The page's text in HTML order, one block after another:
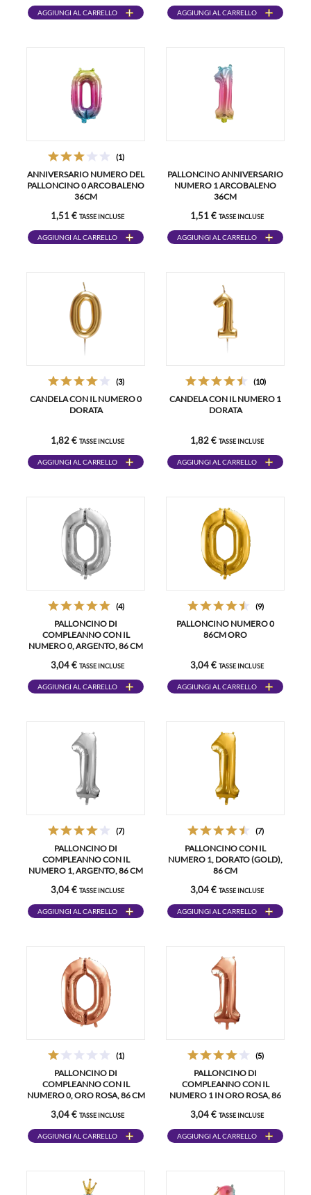
AGGIUNGI AL CARRELLO AGGIUNGI AL CARRELLO
(1)
ANNIVERSARIO NUMERO DEL
PALLONCINO 0 ARCOBALENO
36CM
1,51 € TASSE INCLUSE
AGGIUNGI AL CARRELLO
PALLONCINO ANNIVERSARIO
NUMERO 1 ARCOBALENO
36CM
1,51 € TASSE INCLUSE
AGGIUNGI AL CARRELLO
(3)
CANDELA CON IL NUMERO 0
DORATA
1,82 € TASSE INCLUSE
AGGIUNGI AL CARRELLO
(10)
CANDELA CON IL NUMERO 1
DORATA
1,82 € TASSE INCLUSE
AGGIUNGI AL CARRELLO
(4)
PALLONCINO DI
COMPLEANNO CON IL
NUMERO 0, ARGENTO, 86 CM
3,04 € TASSE INCLUSE
AGGIUNGI AL CARRELLO
(9)
PALLONCINO NUMERO 0
86CM ORO
3,04 € TASSE INCLUSE
AGGIUNGI AL CARRELLO
(7)
PALLONCINO DI
COMPLEANNO CON IL
NUMERO 1, ARGENTO, 86 CM
3,04 € TASSE INCLUSE
AGGIUNGI AL CARRELLO
(7)
PALLONCINO CON IL
NUMERO 1, DORATO (GOLD),
86 CM
3,04 € TASSE INCLUSE
AGGIUNGI AL CARRELLO
(1)
PALLONCINO DI
COMPLEANNO CON IL
NUMERO 0, ORO ROSA, 86 CM
3,04 € TASSE INCLUSE
AGGIUNGI AL CARRELLO
(5)
PALLONCINO DI
COMPLEANNO CON IL
NUMERO 1 IN ORO ROSA, 86
3,04 € TASSE INCLUSE
AGGIUNGI AL CARRELLO